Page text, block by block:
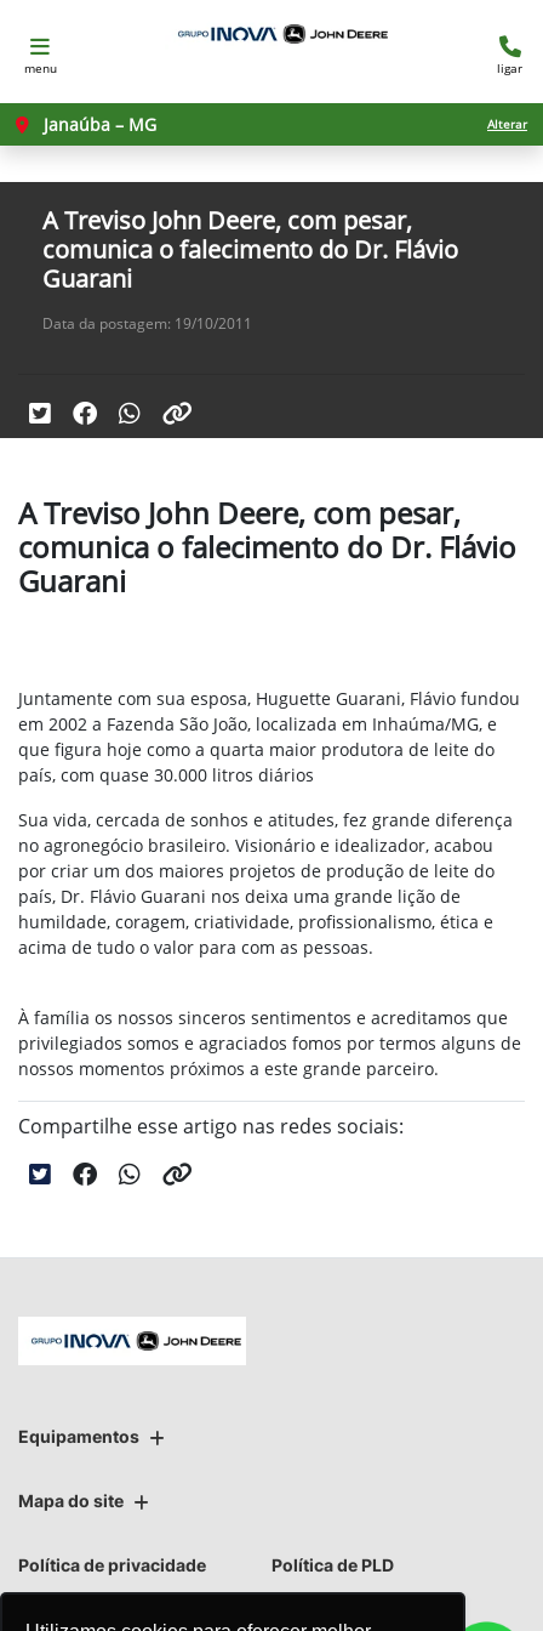
menu ligar
Janaúba – MG Alterar
A Treviso John Deere, com pesar,
comunica o falecimento do Dr. Flávio
Guarani
Data da postagem: 19/10/2011
A Treviso John Deere, com pesar,
comunica o falecimento do Dr. Flávio
Guarani
Juntamente com sua esposa, Huguette Guarani, Flávio fundou
em 2002 a Fazenda São João, localizada em Inhaúma/MG, e
que figura hoje como a quarta maior produtora de leite do
país, com quase 30.000 litros diários
Sua vida, cercada de sonhos e atitudes, fez grande diferença
no agronegócio brasileiro. Visionário e idealizador, acabou
por criar um dos maiores projetos de produção de leite do
país, Dr. Flávio Guarani nos deixa uma grande lição de
humildade, coragem, criatividade, profissionalismo, ética e
acima de tudo o valor para com as pessoas.
À família os nossos sinceros sentimentos e acreditamos que
privilegiados somos e agraciados fomos por termos alguns de
nossos momentos próximos a este grande parceiro.
Compartilhe esse artigo nas redes sociais:
Equipamentos
Mapa do site
Política de privacidade Política de PLD